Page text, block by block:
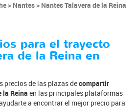
Nantes
Nantes Talavera de la Reina
para el trayecto
de la Reina en
precios de las plazas decompartir
la Reina en las principales plataformas
a encontrar el mejor precio para